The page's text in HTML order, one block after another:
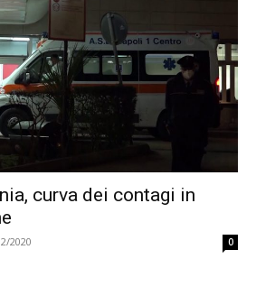
curva dei contagi in
2020 0